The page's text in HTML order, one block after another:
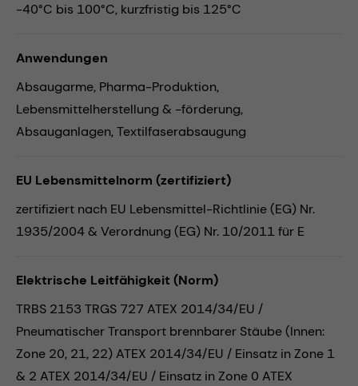
-40°C bis 100°C, kurzfristig bis 125°C
Anwendungen
Absaugarme, Pharma-Produktion,
Lebensmittelherstellung & -förderung,
Absauganlagen,Textilfaserabsaugung
EU Lebensmittelnorm (zertifiziert)
zertifiziert nach EU Lebensmittel-Richtlinie (EG) Nr.
1935/2004 & Verordnung (EG) Nr. 10/2011 für E
Elektrische Leitfähigkeit (Norm)
TRBS 2153 TRGS 727 ATEX 2014/34/EU /
Pneumatischer Transport brennbarer Stäube (Innen:
Zone 20, 21, 22) ATEX 2014/34/EU / Einsatz in Zone 1
& 2 ATEX 2014/34/EU / Einsatz in Zone 0 ATEX